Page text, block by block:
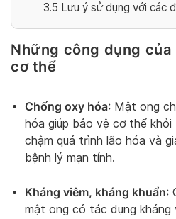
3.5 Lưu ý sử dụng với các
Những công dụng
cơ thể
Chống oxy hóa: Mật ong
hóa giúp bảo vệ cơ thể
chậm quá trình lão hóa và
bệnh lý mạn tính.
Kháng viêm, kháng khuẩn:
mật ong có tác dụng kháng